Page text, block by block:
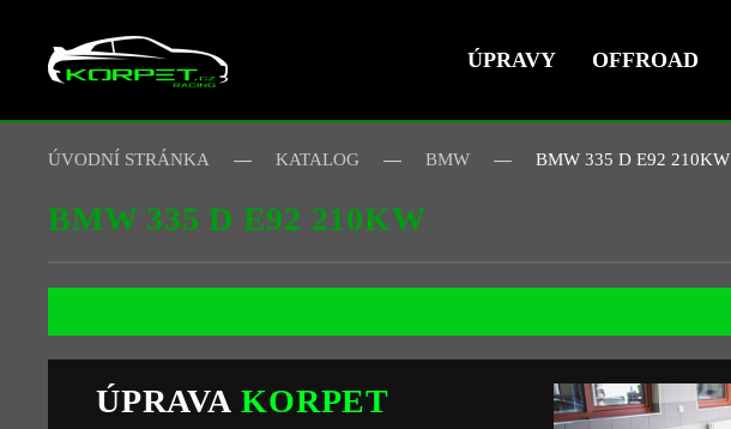
Skip to main content ÚPRAVY OFFROAD
ÚVODNÍ STRÁNKA KATALOG BMW BMW 335 D E92 210KW
BMW 335 D E92 210KW
ÚPRAVAKORPET